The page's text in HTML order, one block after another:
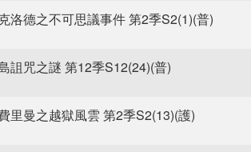
洛德之不可思議事件 第2季S2(1)(普)
詛咒之謎 第12季S12(24)(普)
里曼之越獄風雲 第2季S2(13)(護)